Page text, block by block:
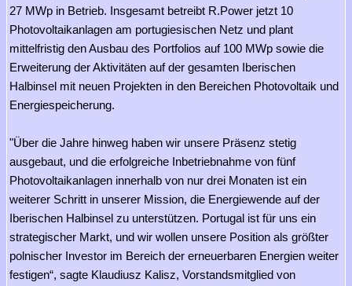
27 MWp in Betrieb. Insgesamt betreibt R.Power jetzt 10
Photovoltaikanlagen am portugiesischen Netz und plant
mittelfristig den Ausbau des Portfolios auf 100 MWp sowie die
Erweiterung der Aktivitäten auf der gesamten Iberischen
Halbinsel mit neuen Projekten in den Bereichen Photovoltaik und
Energiespeicherung.
"Über die Jahre hinweg haben wir unsere Präsenz stetig
ausgebaut, und die erfolgreiche Inbetriebnahme von fünf
Photovoltaikanlagen innerhalb von nur drei Monaten ist ein
weiterer Schritt in unserer Mission, die Energiewende auf der
Iberischen Halbinsel zu unterstützen. Portugal ist für uns ein
strategischer Markt, und wir wollen unsere Position als größter
polnischer Investor im Bereich der erneuerbaren Energien weiter
festigen“, sagte Klaudiusz Kalisz, Vorstandsmitglied von